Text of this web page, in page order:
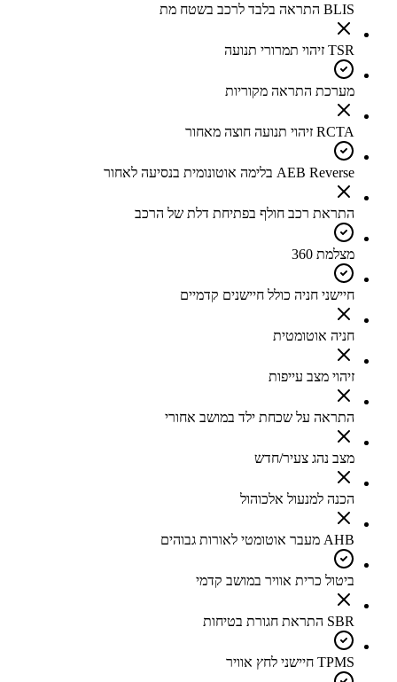
BLIS התראה בלבד לרכב בשטח מת
TSR זיהוי תמרורי תנועה
מערכת התראה מקוריות
RCTA זיהוי תנועה חוצה מאחור
AEB Reverse בלימה אוטונומית בנסיעה לאחור
התראת רכב חולף בפתיחת דלת של הרכב
מצלמת 360
חיישני חניה כולל חיישנים קדמיים
חניה אוטומטית
זיהוי מצב עייפות
התראה על שכחת ילד במושב אחורי
מצב נהג צעיר/חדש
הכנה למנעול אלכוהול
AHB מעבר אוטומטי לאורות גבוהים
ביטול כרית אוויר במושב קדמי
SBR התראת חגורת בטיחות
TPMS חיישני לחץ אוויר